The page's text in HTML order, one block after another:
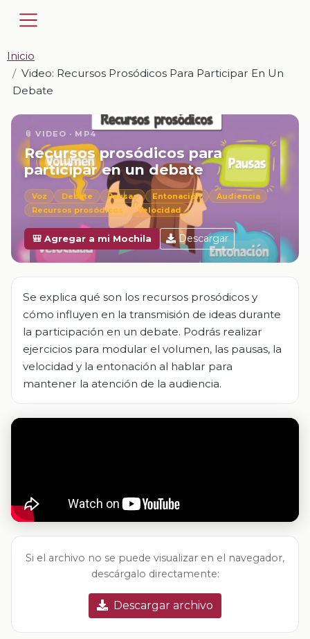
Inicio
Video: Recursos Prosódicos Para Participar En Un
Debate
📎 VIDEO · MP4
Recursos prosódicos para
participar en un debate
Voz Debate Pausas Entonación
Audiencia
Recursos prosódicos
Velocidad
🎒 Agregar a mi Mochila Descargar
Se explica qué son los recursos prosódicos y
cómo influyen en la transmisión de ideas durante
la participación en un debate. Podrás realizar
ejercicios para modular el volumen, las pausas, la
velocidad y la entonación al hablar para
mantener la atención de la audiencia.
Si el archivo no se puede visualizar en el navegador,
descárgalo directamente:
Descargar archivo